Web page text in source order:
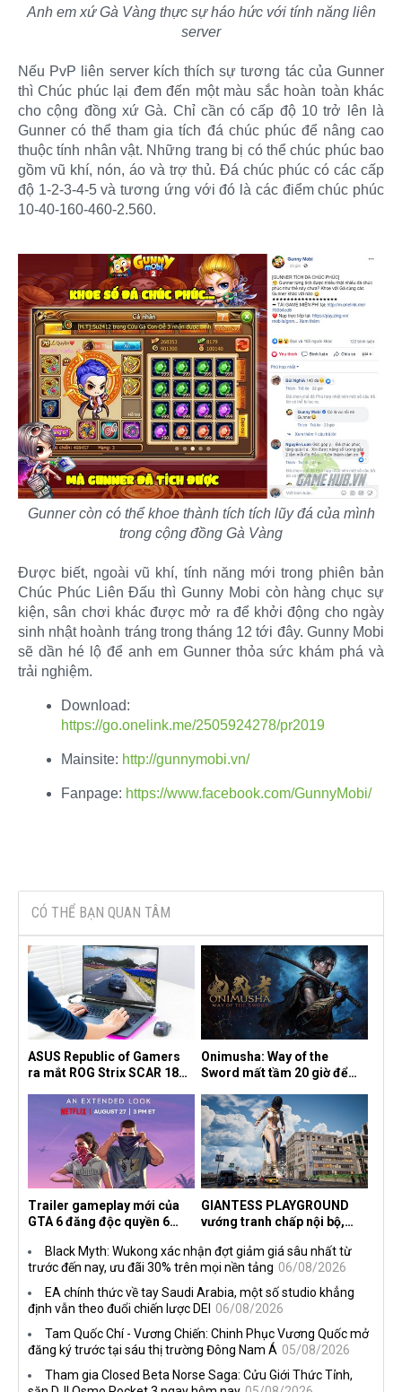
Anh em xứ Gà Vàng thực sự háo hức với tính năng liên
server
Nếu PvP liên server kích thích sự tương tác của Gunner
thì Chúc phúc lại đem đến một màu sắc hoàn toàn khác
cho cộng đồng xứ Gà. Chỉ cần có cấp độ 10 trở lên là
Gunner có thể tham gia tích đá chúc phúc để nâng cao
thuộc tính nhân vật. Những trang bị có thể chúc phúc bao
gồm vũ khí, nón, áo và trợ thủ. Đá chúc phúc có các cấp
độ 1-2-3-4-5 và tương ứng với đó là các điểm chúc phúc
10-40-160-460-2.560.
Gunner còn có thể khoe thành tích tích lũy đá của mình
trong cộng đồng Gà Vàng
Được biết, ngoài vũ khí, tính năng mới trong phiên bản
Chúc Phúc Liên Đấu thì Gunny Mobi còn hàng chục sự
kiện, sân chơi khác được mở ra để khởi động cho ngày
sinh nhật hoành tráng trong tháng 12 tới đây. Gunny Mobi
sẽ dần hé lộ để anh em Gunner thỏa sức khám phá và
trải nghiệm.​
Download:
https://go.onelink.me/2505924278/pr2019
Mainsite: http://gunnymobi.vn/​
Fanpage: https://www.facebook.com/GunnyMobi/
CÓ THỂ BẠN QUAN TÂM
ASUS Republic of Gamers
ra mắt ROG Strix SCAR 18
Onimusha: Way of the
Sword mất tầm 20 giờ để
dành cho newbie và lão làng
Trailer gameplay mới của
GTA 6 đăng độc quyền 6
đang quá tham?
GIANTESS PLAYGROUND
vướng tranh chấp nội bộ,
ngầm chiếm đoạt doanh thu
Black Myth: Wukong xác nhận đợt giảm giá sâu nhất từ
trước đến nay, ưu đãi 30% trên mọi nền tảng 06/08/2026
EA chính thức về tay Saudi Arabia, một số studio khẳng
định vẫn theo đuổi chiến lược DEI
06/08/2026
Tam Quốc Chí - Vương Chiến: Chinh Phục Vương Quốc mở
đăng ký trước tại sáu thị trường Đông Nam Á 05/08/2026
Tham gia Closed Beta Norse Saga: Cửu Giới Thức Tỉnh,